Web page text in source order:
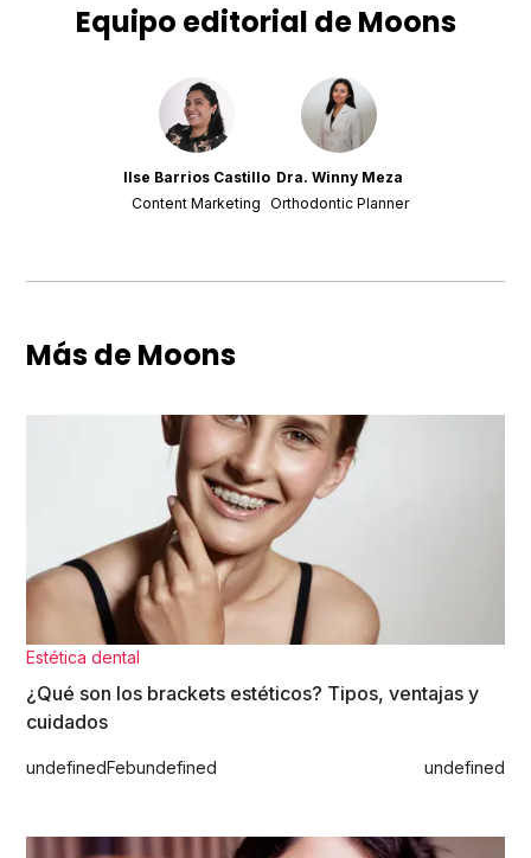
Equipo editorial de Moons
Ilse Barrios Castillo
Content Marketing
Dra. Winny Meza
Orthodontic Planner
Más de Moons
Estética dental
¿Qué son los brackets estéticos? Tipos, ventajas y
cuidados
undefinedFebundefined undefined